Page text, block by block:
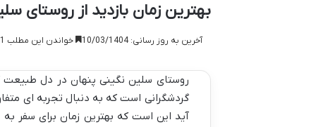
بهترین زمان بازدید از روستای
آخرین به روز رسانی: 10/03/1404 خواندن این مطلب 11 دقیقه زمان میبرد
روستای سلین نگینی پنهان در دل
گردشگرانی است که به دنبال تجربه ای
آید این است که بهترین زمان برای سفر